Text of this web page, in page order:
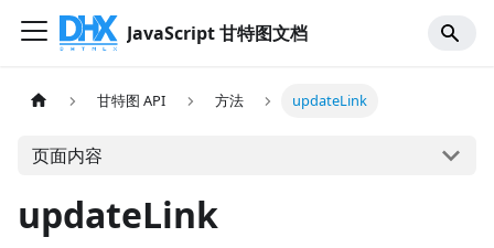
JavaScript 甘特图文档
甘特图 API 方法 updateLink
页面内容
updateLink